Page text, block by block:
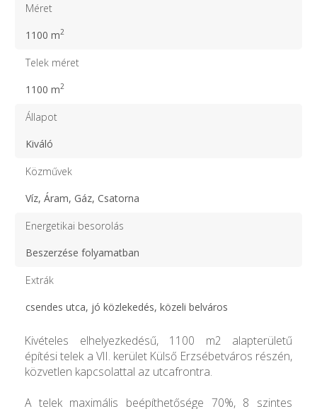
Méret
1100 m2
Telek méret
1100 m2
Állapot
Kiváló
Közművek
Víz, Áram, Gáz, Csatorna
Energetikai besorolás
Beszerzése folyamatban
Extrák
csendes utca, jó közlekedés, közeli belváros
Kivételes elhelyezkedésű, 1100 m2 alapterületű
építési telek a VII. kerület Külső Erzsébetváros részén,
közvetlen kapcsolattal az utcafrontra.
A telek maximális beépíthetősége 70%, 8 szintes